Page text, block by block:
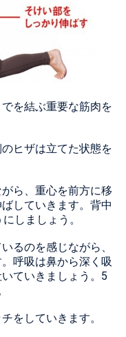
を結ぶ重要な筋肉を
ヒザは立てた状態を
ら、重心を前方に移
していきます。背中
しましょう。
るのを感じながら、
呼吸は鼻から深く吸
ていきましょう。5
をしていきます。